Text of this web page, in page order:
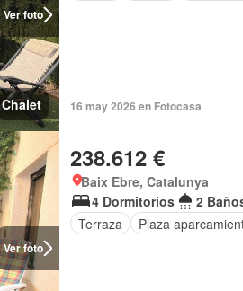
Ver foto
Chalet 16 may 2026 en Fotocasa
Ver foto
238.612 €
Baix Ebre, Catalunya
4 Dormitorios
2
Terraza
Plaza